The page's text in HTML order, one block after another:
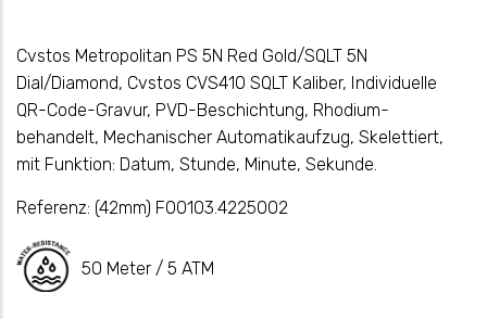
Cvstos Metropolitan PS 5N Red Gold/SQLT 5N
Dial/Diamond, Cvstos CVS410 SQLT Kaliber, Individuelle
QR-Code-Gravur, PVD-Beschichtung, Rhodium-
behandelt, Mechanischer Automatikaufzug, Skelettiert,
mit Funktion: Datum, Stunde, Minute, Sekunde.
Referenz: (42mm) F00103.4225002
50 Meter / 5 ATM